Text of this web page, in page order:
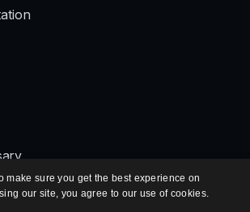
make sure you get the best experience on
our site, you agree to our use of cookies.